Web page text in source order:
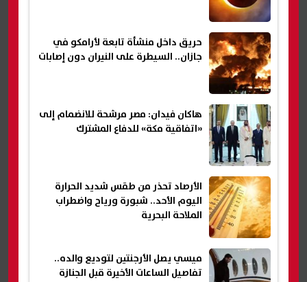
حريق داخل منشأة تابعة لأرامكو في
جازان.. السيطرة على النيران دون إصابات
هاكان فيدان: مصر مرشحة للانضمام إلى
«اتفاقية مكة» للدفاع المشترك
الأرصاد تحذر من طقس شديد الحرارة
اليوم الأحد.. شبورة ورياح واضطراب
الملاحة البحرية
ميسي يصل الأرجنتين لتوديع والده..
تفاصيل الساعات الأخيرة قبل الجنازة